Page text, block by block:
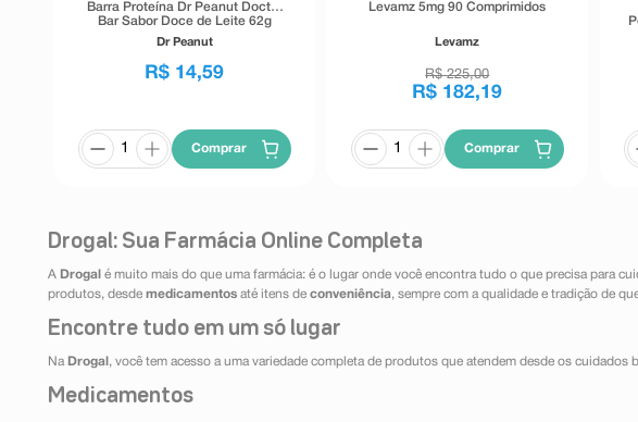
Barra Proteína Dr Peanut Doctor
Bar Sabor Doce de Leite 62g
Dr Peanut
R$ 14,59
Comprar
Levamz 5mg 90 Comprimidos
Levamz
R$ 225,00
R$ 182,19
Comprar
Drogal: Sua Farmácia Online Completa
A Drogal é muito mais do que uma farmácia: é o lugar onde você encontra tudo o que precisa para
produtos, desde medicamentos até itens de conveniência, sempre com a qualidade e tradição de
Encontre tudo em um só lugar
Na Drogal , você tem acesso a uma variedade completa de produtos que atendem desde os
Medicamentos